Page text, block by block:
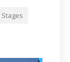
Stages